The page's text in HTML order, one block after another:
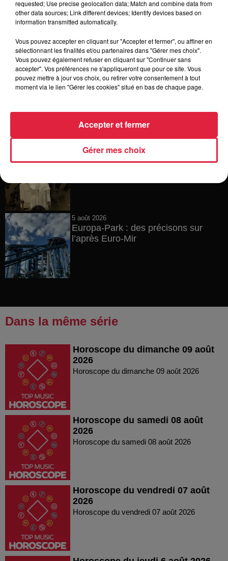
6 août 2026
Tags antisémites à Strasbourg :
6 août 2026
Au zoo de Mulhouse : rencontre
6 août 2026
Les dernières infos sur la venue du
5 août 2026
Europa-Park : des précisons sur
l’après Euro-Mir
Dans la même série
Horoscope du dimanche 09 août
2026
Horoscope du dimanche 09 août 2026
Horoscope du samedi 08 août
2026
Horoscope du samedi 08 août 2026
Horoscope du vendredi 07 août
2026
Horoscope du vendredi 07 août 2026
requested; Use precise geolocation data; Match and combine data from
other data sources; Link different devices; Identify devices based on
information transmitted automatically.
Vous pouvez accepter en cliquant sur "Accepter et fermer", ou affiner en
sélectionnant les finalités et/ou partenaires dans "Gérer mes choix".
Vous pouvez également refuser en cliquant sur "Continuer sans
accepter". Vos préférences ne s'appliqueront que pour ce site. Vous
pouvez mettre à jour vos choix, ou retirer votre consentement à tout
moment via le lien "Gérer les cookies" situé en bas de chaque page.
Gérer mes choix
Accepter et fermer